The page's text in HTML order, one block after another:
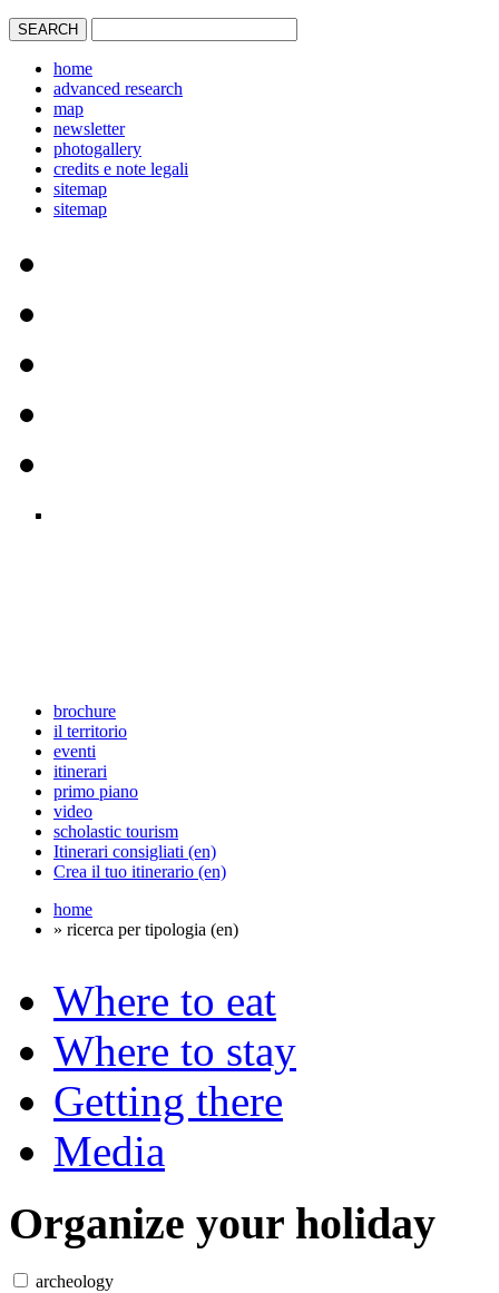
home
advanced research
map
newsletter
photogallery
credits e note legali
sitemap
sitemap
brochure
il territorio
eventi
itinerari
primo piano
video
scholastic tourism
Itinerari consigliati (en)
Crea il tuo itinerario (en)
home
» ricerca per tipologia (en)
Where to eat
Where to stay
Getting there
Media
Organize your holiday
archeology